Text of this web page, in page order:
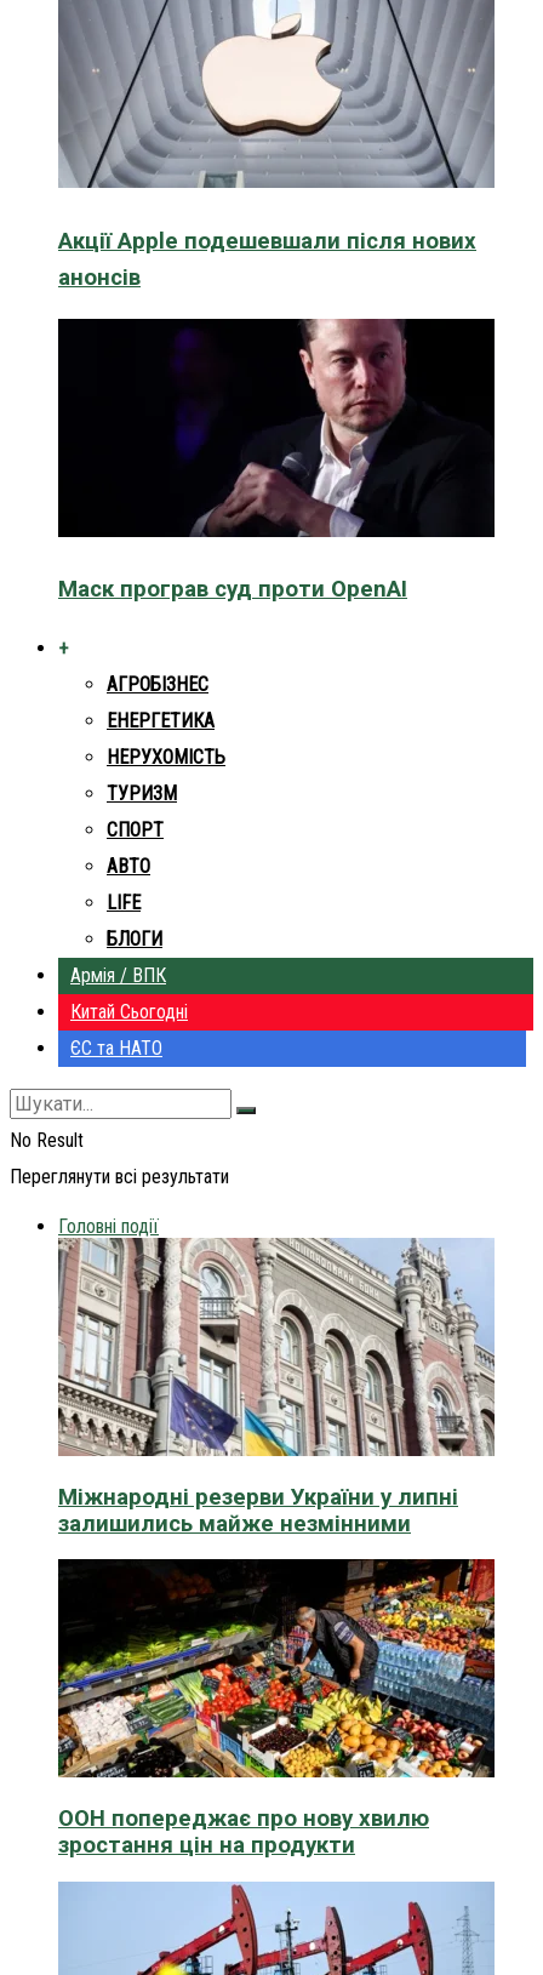
Акції Apple подешевшали після нових
анонсів
Маск програв суд проти OpenAI
+
АГРОБІЗНЕС
ЕНЕРГЕТИКА
НЕРУХОМІСТЬ
ТУРИЗМ
СПОРТ
АВТО
LIFE
БЛОГИ
Армія / ВПК
Китай Сьогодні
ЄС та НАТО
No Result
Переглянути всі результати
Головні події
Міжнародні резерви України у липні
залишились майже незмінними
ООН попереджає про нову хвилю
зростання цін на продукти